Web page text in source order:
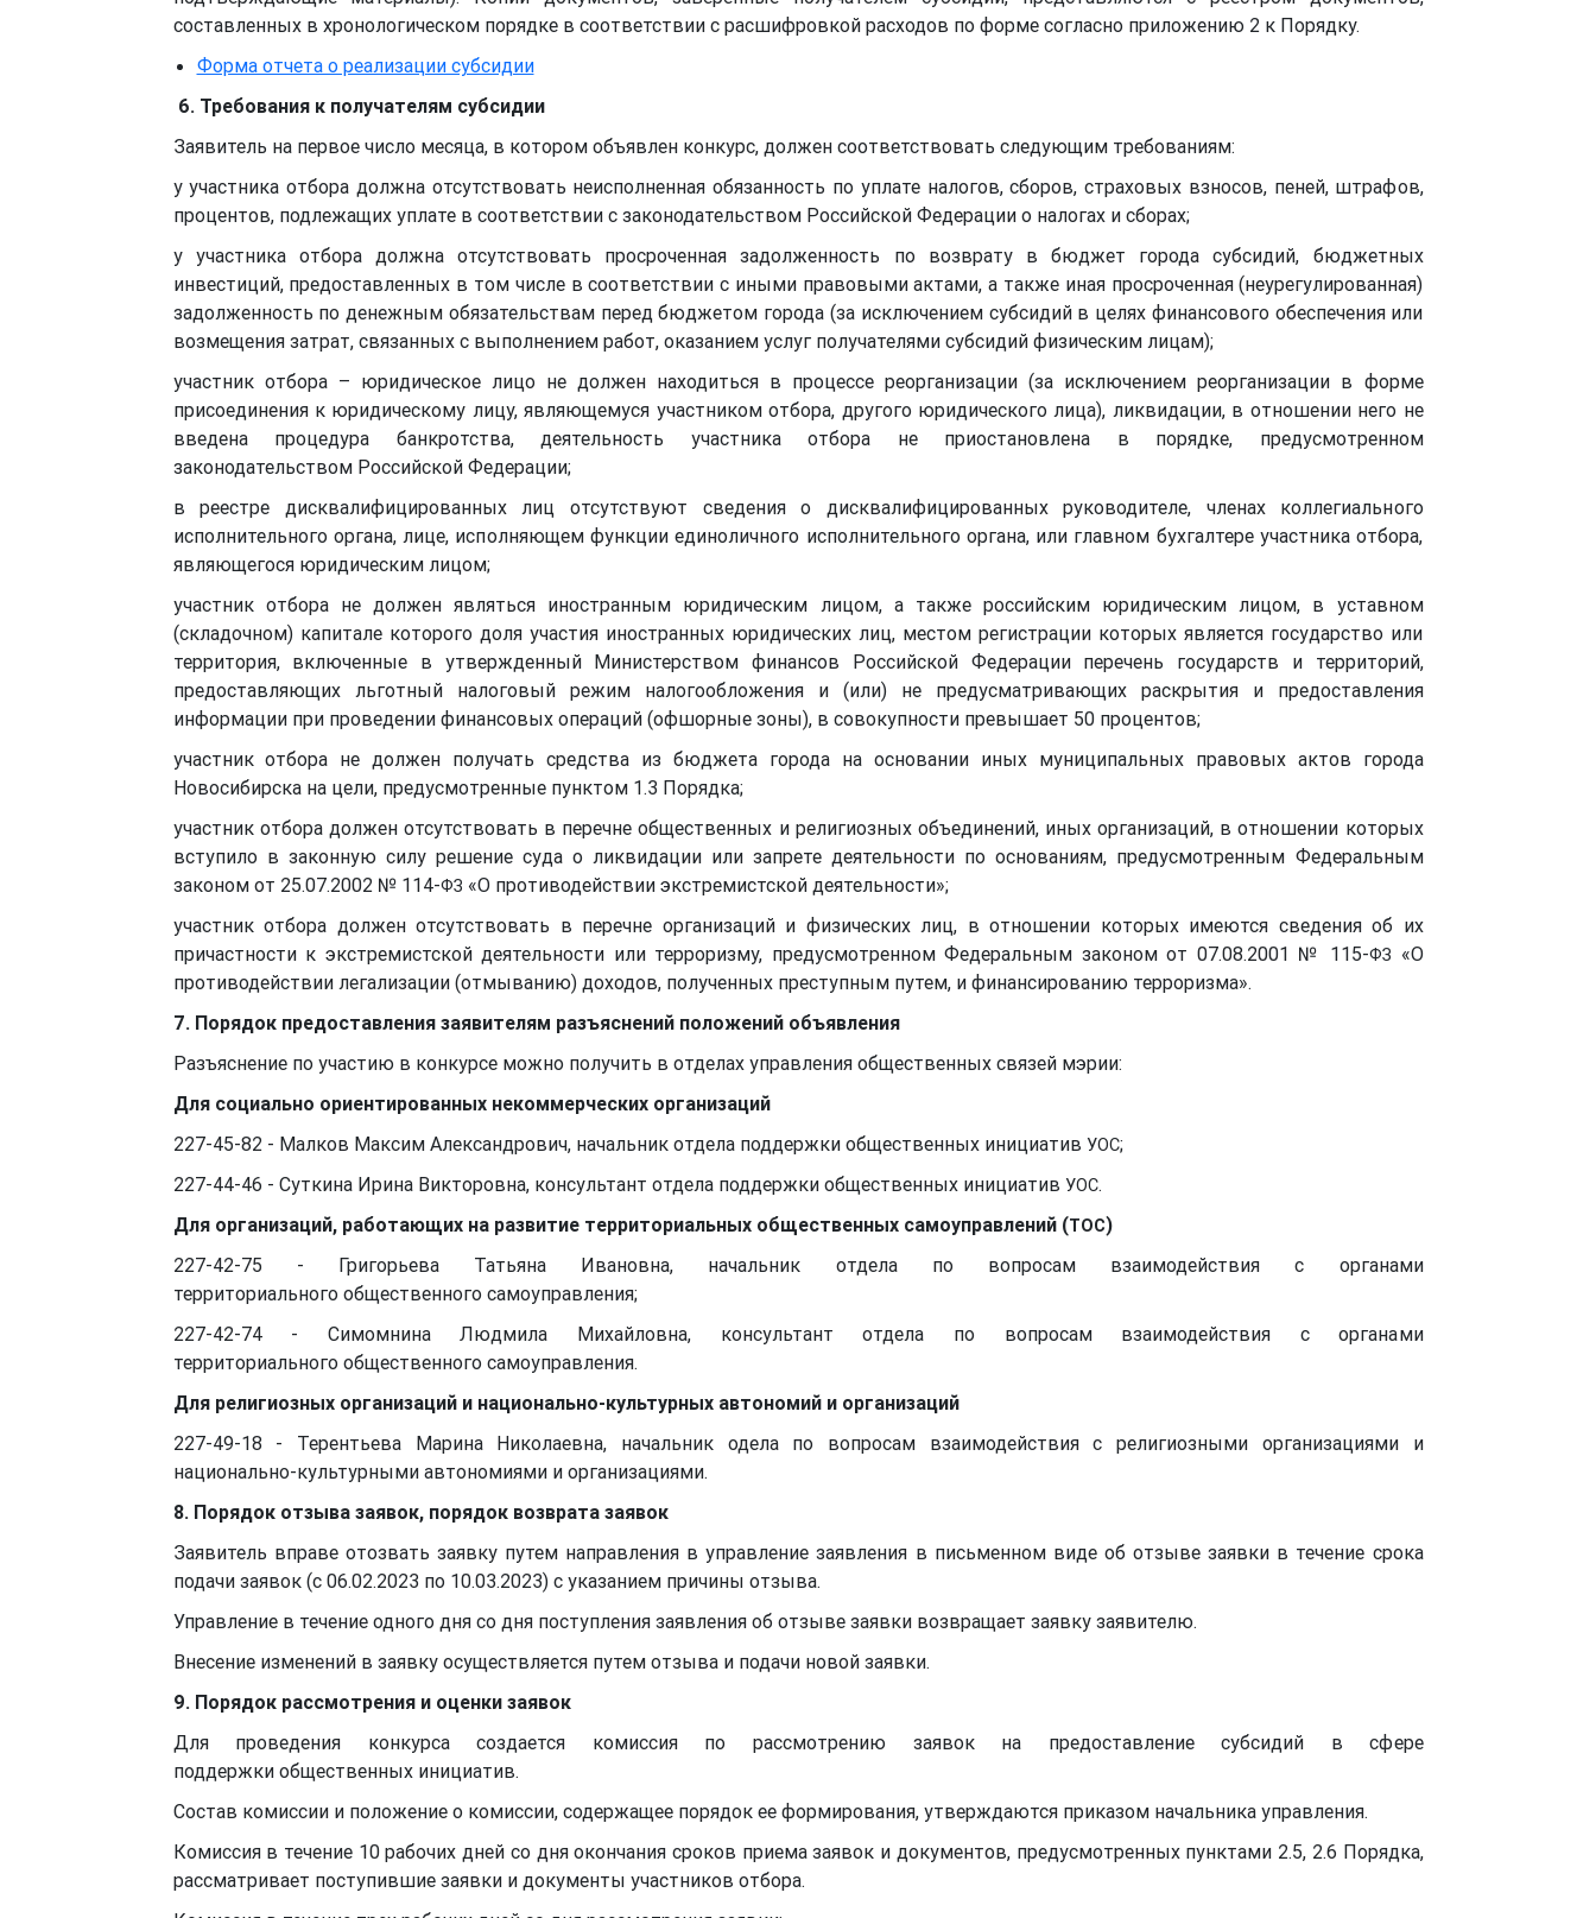
составленных в хронологическом порядке в соответствии с расшифровкой расходов по форме согласно приложению 2 к Порядку.
Форма отчета о реализации субсидии
6. Требования к получателям субсидии
Заявитель на первое число месяца, в котором объявлен конкурс, должен соответствовать следующим требованиям:
у участника отбора должна отсутствовать неисполненная обязанность по уплате налогов, сборов, страховых взносов, пеней, штрафов,
процентов, подлежащих уплате в соответствии с законодательством Российской Федерации о налогах и сборах;
у участника отбора должна отсутствовать просроченная задолженность по возврату в бюджет города субсидий, бюджетных
инвестиций, предоставленных в том числе в соответствии с иными правовыми актами, а также иная просроченная (неурегулированная)
задолженность по денежным обязательствам перед бюджетом города (за исключением субсидий в целях финансового обеспечения или
возмещения затрат, связанных с выполнением работ, оказанием услуг получателями субсидий физическим лицам);
участник отбора – юридическое лицо не должен находиться в процессе реорганизации (за исключением реорганизации в форме
присоединения к юридическому лицу, являющемуся участником отбора, другого юридического лица), ликвидации, в отношении него не
введена процедура банкротства, деятельность участника отбора не приостановлена в порядке, предусмотренном
законодательством Российской Федерации;
в реестре дисквалифицированных лиц отсутствуют сведения о дисквалифицированных руководителе, членах коллегиального
исполнительного органа, лице, исполняющем функции единоличного исполнительного органа, или главном бухгалтере участника отбора,
являющегося юридическим лицом;
участник отбора не должен являться иностранным юридическим лицом, а также российским юридическим лицом, в уставном
(складочном) капитале которого доля участия иностранных юридических лиц, местом регистрации которых является государство или
территория, включенные в утвержденный Министерством финансов Российской Федерации перечень государств и территорий,
предоставляющих льготный налоговый режим налогообложения и (или) не предусматривающих раскрытия и предоставления
информации при проведении финансовых операций (офшорные зоны), в совокупности превышает 50 процентов;
участник отбора не должен получать средства из бюджета города на основании иных муниципальных правовых актов города
Новосибирска на цели, предусмотренные пунктом 1.3 Порядка;
участник отбора должен отсутствовать в перечне общественных и религиозных объединений, иных организаций, в отношении которых
вступило в законную силу решение суда о ликвидации или запрете деятельности по основаниям, предусмотренным Федеральным
законом от 25.07.2002 № 114-ФЗ «О противодействии экстремистской деятельности»;
участник отбора должен отсутствовать в перечне организаций и физических лиц, в отношении которых имеются сведения об их
причастности к экстремистской деятельности или терроризму, предусмотренном Федеральным законом от 07.08.2001 № 115-ФЗ «О
противодействии легализации (отмыванию) доходов, полученных преступным путем, и финансированию терроризма».
7. Порядок предоставления заявителям разъяснений положений объявления
Разъяснение по участию в конкурсе можно получить в отделах управления общественных связей мэрии:
Для социально ориентированных некоммерческих организаций
227-45-82 - Малков Максим Александрович, начальник отдела поддержки общественных инициатив УОС;
227-44-46 - Суткина Ирина Викторовна, консультант отдела поддержки общественных инициатив УОС.
Для организаций, работающих на развитие территориальных общественных самоуправлений (ТОС)
227-42-75 - Григорьева Татьяна Ивановна, начальник отдела по вопросам взаимодействия с органами
территориального общественного самоуправления;
227-42-74 - Симомнина Людмила Михайловна, консультант отдела по вопросам взаимодействия с органами
территориального общественного самоуправления.
Для религиозных организаций и национально-культурных автономий и организаций
227-49-18 - Терентьева Марина Николаевна, начальник одела по вопросам взаимодействия с религиозными организациями и
национально-культурными автономиями и организациями.
8. Порядок отзыва заявок, порядок возврата заявок
Заявитель вправе отозвать заявку путем направления в управление заявления в письменном виде об отзыве заявки в течение срока
подачи заявок (с 06.02.2023 по 10.03.2023) с указанием причины отзыва.
Управление в течение одного дня со дня поступления заявления об отзыве заявки возвращает заявку заявителю.
Внесение изменений в заявку осуществляется путем отзыва и подачи новой заявки.
9. Порядок рассмотрения и оценки заявок
Для проведения конкурса создается комиссия по рассмотрению заявок на предоставление субсидий в сфере
поддержки общественных инициатив.
Состав комиссии и положение о комиссии, содержащее порядок ее формирования, утверждаются приказом начальника управления.
Комиссия в течение 10 рабочих дней со дня окончания сроков приема заявок и документов, предусмотренных пунктами 2.5, 2.6 Порядка,
рассматривает поступившие заявки и документы участников отбора.